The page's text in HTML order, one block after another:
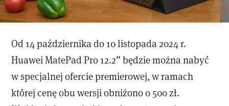
Od 14 października do 10 listopada 2024 r.
Huawei MatePad Pro 12.2” będzie można nabyć
w specjalnej ofercie premierowej, w ramach
której cenę obu wersji obniżono o 500 zł.